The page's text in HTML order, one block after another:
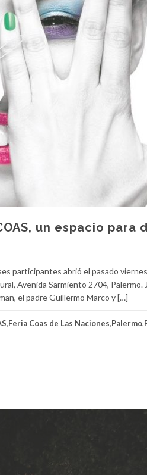
un espacio para
participantes abrió el pasado
Avenida Sarmiento 2704,
el padre Guillermo Marco y […]
,Feria Coas de Las Naciones,Palermo,